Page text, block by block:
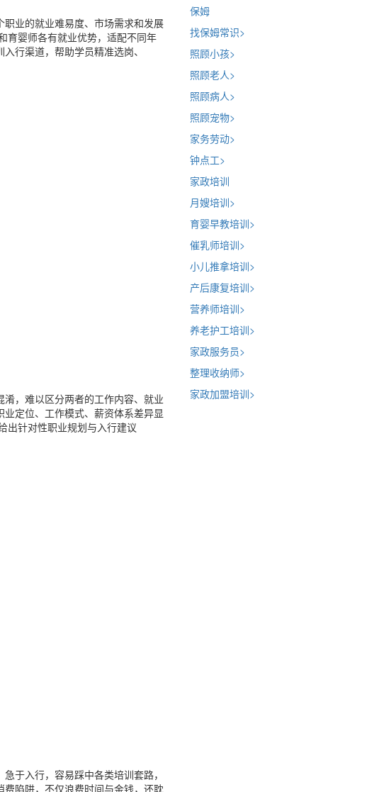
业的就业难易度、市场需求和发展
育婴师各有就业优势，适配不同年
行渠道，帮助学员精准选岗、
，难以区分两者的工作内容、就业
定位、工作模式、薪资体系差异显
出针对性职业规划与入行建议
于入行，容易踩中各类培训套路，
陷阱，不仅浪费时间与金钱，还耽
保姆
找保姆常识>
照顾小孩>
照顾老人>
照顾病人>
照顾宠物>
家务劳动>
钟点工>
家政培训
月嫂培训>
育婴早教培训>
催乳师培训>
小儿推拿培训>
产后康复培训>
营养师培训>
养老护工培训>
家政服务员>
整理收纳师>
家政加盟培训>